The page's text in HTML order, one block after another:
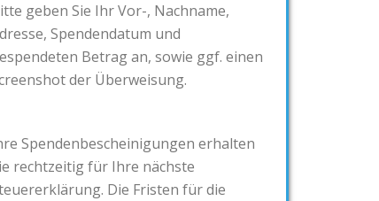
geben Sie Ihr Vor-, Nachname,
Spendendatum und
Betrag an, sowie ggf. einen
der Überweisung.
Spendenbescheinigungen erhalten
rechtzeitig für Ihre nächste
Die Fristen für die